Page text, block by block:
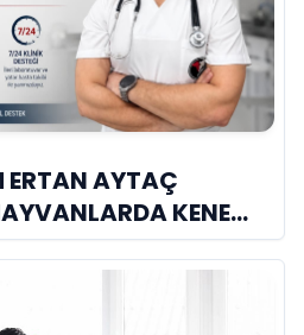
ERTAN AYTAÇ
KENE
BU AYDA